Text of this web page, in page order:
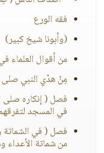
فقه الورع
(وأبونا شيخ كبير)
من أقوال العلماء في
مِنْ هدْي النبي صلى
فصل ( إنكاره صلى
في المسجد
فصل ( في الشماتة
من شماتة الأعداء